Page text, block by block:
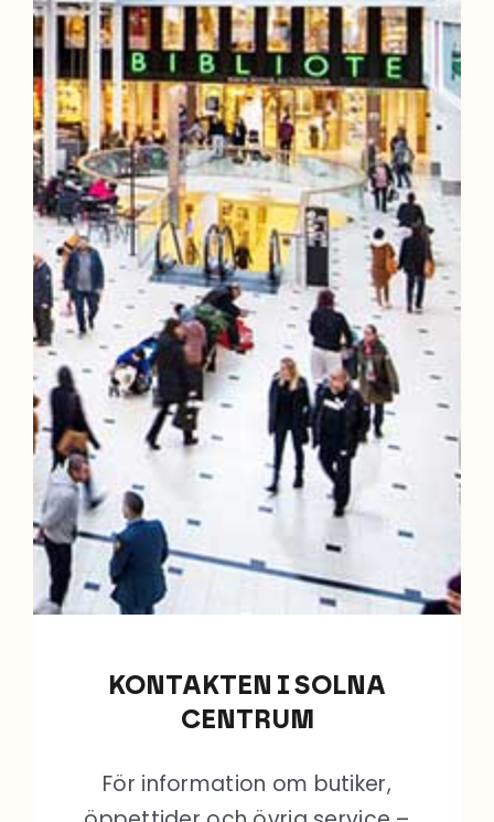
KONTAKTEN I SOLNA
CENTRUM
För information om butiker,